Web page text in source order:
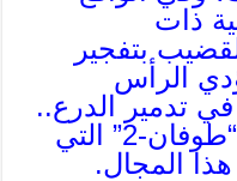
ذات
بتفجير
الرأس
تدمير الدرع..
وبذلك تم انتاج صواريخ “طوفان-2” التي
المجال.